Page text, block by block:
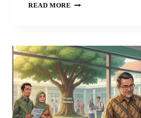
READ MORE PERMENDIKDASMEN
TEKNIS
PENGELOLAAN
DANA
BOSP